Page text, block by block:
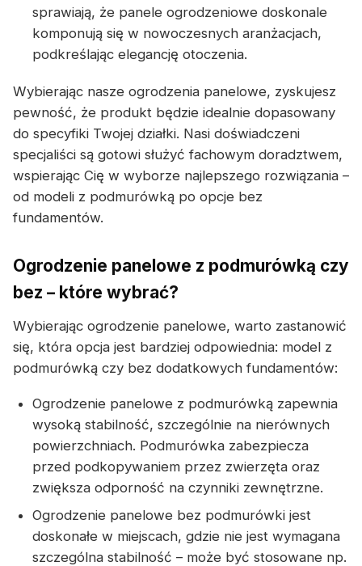
sprawiają, że panele ogrodzeniowe doskonale
komponują się w nowoczesnych aranżacjach,
podkreślając elegancję otoczenia.
Wybierając nasze ogrodzenia panelowe, zyskujesz
pewność, że produkt będzie idealnie dopasowany
do specyfiki Twojej działki. Nasi doświadczeni
specjaliści są gotowi służyć fachowym doradztwem,
wspierając Cię w wyborze najlepszego rozwiązania –
od modeli z podmurówką po opcje bez
fundamentów.
Ogrodzenie panelowe z podmurówką czy
bez – które wybrać?
Wybierając ogrodzenie panelowe, warto zastanowić
się, która opcja jest bardziej odpowiednia: model z
podmurówką czy bez dodatkowych fundamentów:
Ogrodzenie panelowe z podmurówką zapewnia
wysoką stabilność, szczególnie na nierównych
powierzchniach. Podmurówka zabezpiecza
przed podkopywaniem przez zwierzęta oraz
zwiększa odporność na czynniki zewnętrzne.
Ogrodzenie panelowe bez podmurówki jest
doskonałe w miejscach, gdzie nie jest wymagana
szczególna stabilność – może być stosowane np.